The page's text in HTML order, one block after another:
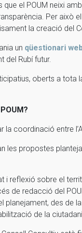
que el POUM neixi
Per això
la creació del
un qüestionari
del Rubí futur.
oberts a tota
la coordinació entre
les propostes
i reflexió sobre el
de redacció del
des de
de la